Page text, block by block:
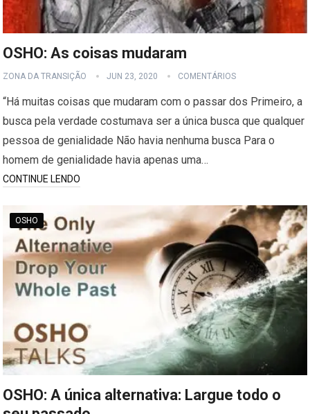
OSHO: As coisas mudaram
ZONA DA TRANSIÇÃO JUN 23, 2020 COMENTÁRIOS
“Há muitas coisas que mudaram com o passar dos Primeiro, a
busca pela verdade costumava ser a única busca que qualquer
pessoa de genialidade Não havia nenhuma busca Para o
homem de genialidade havia apenas uma…
CONTINUE LENDO
OSHO
OSHO: A única alternativa: Largue todo o